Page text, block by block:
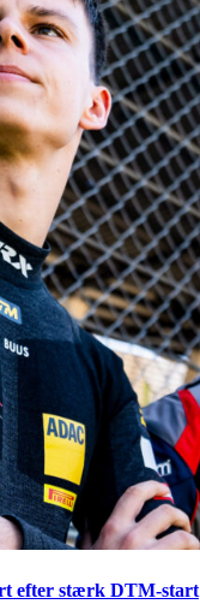
efter stærk DTM-start